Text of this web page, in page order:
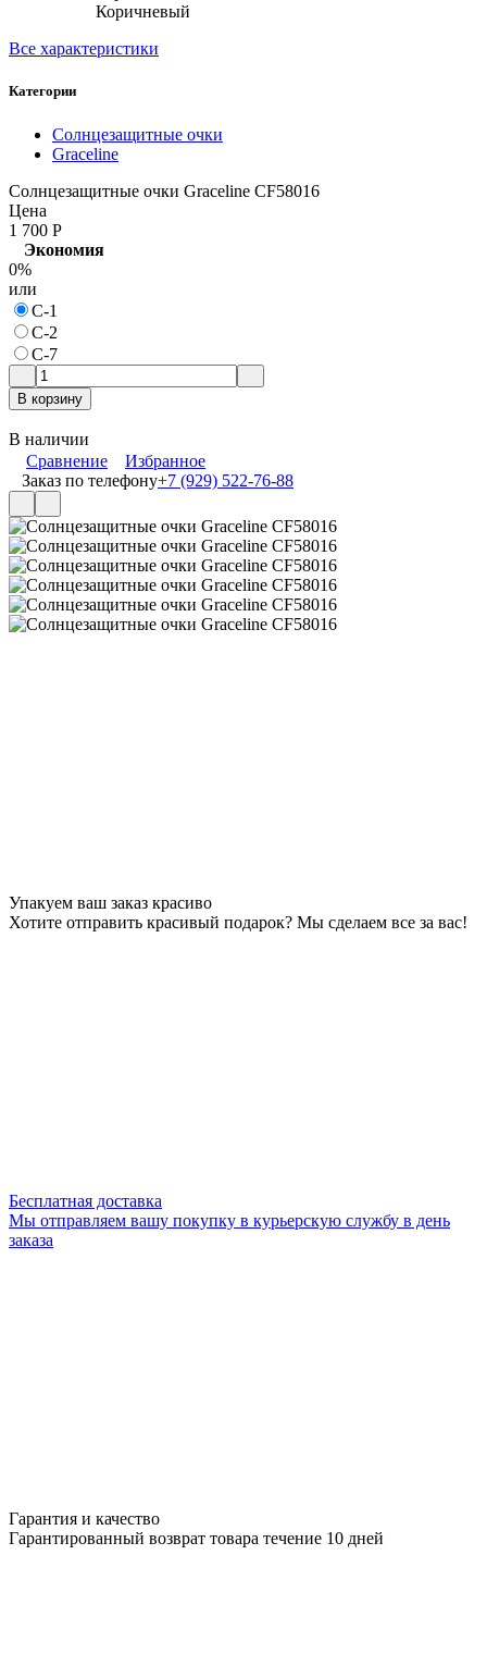
Коричневый
Все характеристики
Категории
Солнцезащитные очки
Graceline
Солнцезащитные очки Graceline CF58016
Цена
1 700 Р
Экономия
0%
или
С-1
C-2
C-7
В корзину
В наличии
Сравнение
Избранное
Заказ по телефону+7 (929) 522-76-88
Упакуем ваш заказ красиво
Хотите отправить красивый подарок? Мы сделаем все за вас!
Бесплатная доставка
Мы отправляем вашу покупку в курьерскую службу в день
заказа
Гарантия и качество
Гарантированный возврат товара течение 10 дней